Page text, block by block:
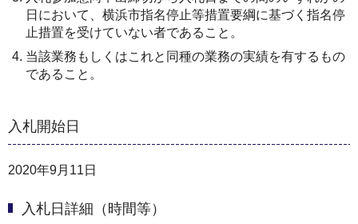
日において、横浜市指名停止等措置要綱に基づく指名停
止措置を受けていない者であること。
当該業務もしくはこれと同種の業務の実績を有するもの
であること。
入札開始日
2020年9月11日
入札日詳細（時間等）